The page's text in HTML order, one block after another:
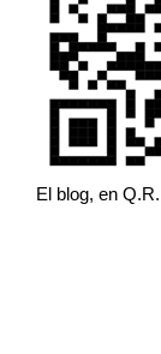
El blog, en Q.R.